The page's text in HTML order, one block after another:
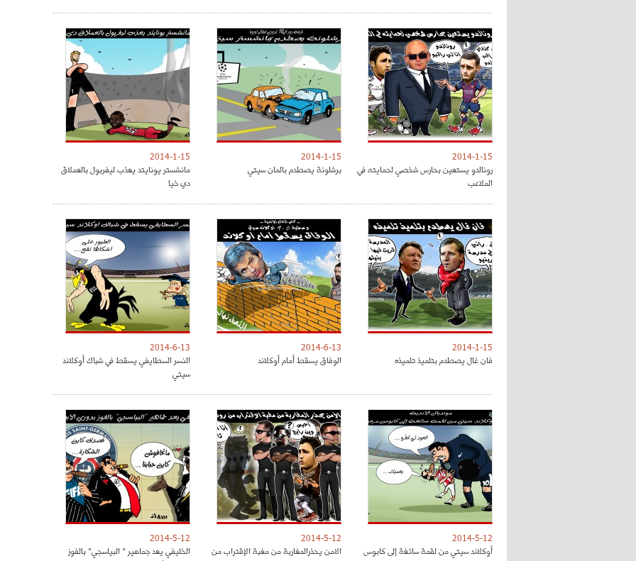
2014-1-15
رونالدو يستعين بحارس شخصي لحمايته في
الملاعب
2014-1-15
برشلونة يصطدم بالمان سيتي
2014-1-15
مانشستر يونايتد يعذب ليفربول بالعملاق
دي خيا
2014-1-15
فان غال يصطدم بتلميذ تلميذه
2014-6-13
الوفاق يسقط أمام أوكلاند
2014-6-13
النسر السطايفي يسقط في شباك أوكلاند
سيتي
2014-5-12
أوكلاند سيتي من لقمة سائغة إلى كابوس
2014-5-12
الامن يحذرالمغاربة من مغبة الإقتراب من
2014-5-12
الخليفي يعد جماهير " البياسجي" بالفوز